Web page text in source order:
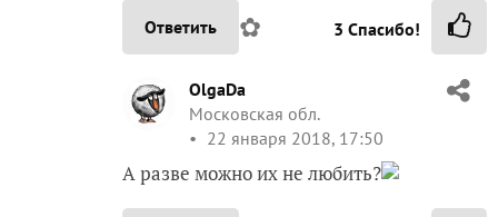
Ответить ✿ 3 Спасибо!
OlgaDa
Московская обл.
22 января 2018, 17:50
А разве можно их не любить?